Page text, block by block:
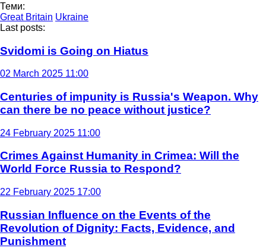
Теми:
Great Britain Ukraine
Last posts:
Svidomi is Going on Hiatus
02 March 2025 11:00
Centuries of impunity is Russia's Weapon. Why
can there be no peace without justice?
24 February 2025 11:00
Crimes Against Humanity in Crimea: Will the
World Force Russia to Respond?
22 February 2025 17:00
Russian Influence on the Events of the
Revolution of Dignity: Facts, Evidence, and
Punishment